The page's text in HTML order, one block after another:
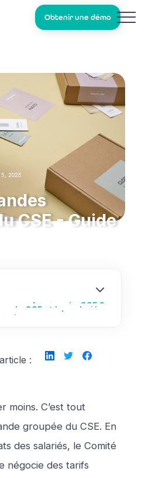
Obtenir une démo
CSE - Guide
5, 2025
moins. C’est tout
groupée du CSE. En
des salariés, le Comité
négocie des tarifs
groupée CSE ?
le CSE et les salariés
une commande groupée
: